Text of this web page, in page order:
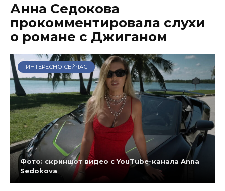
Анна Седокова
прокомментировала слухи
о романе с Джиганом
ИНТЕРЕСНО СЕЙЧАС
Фото: скриншот видео с YouTube-канала Anna
Sedokova